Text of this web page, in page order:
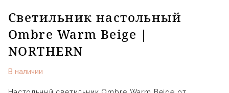
Светильник настольный
Ombre Warm Beige |
NORTHERN
В наличии